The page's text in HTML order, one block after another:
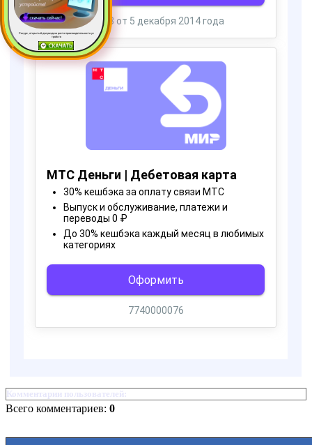
Ресурс, открытый для раздачи роста производительности ус
тройств
Комментарии пользователей:
Всего комментариев: 0